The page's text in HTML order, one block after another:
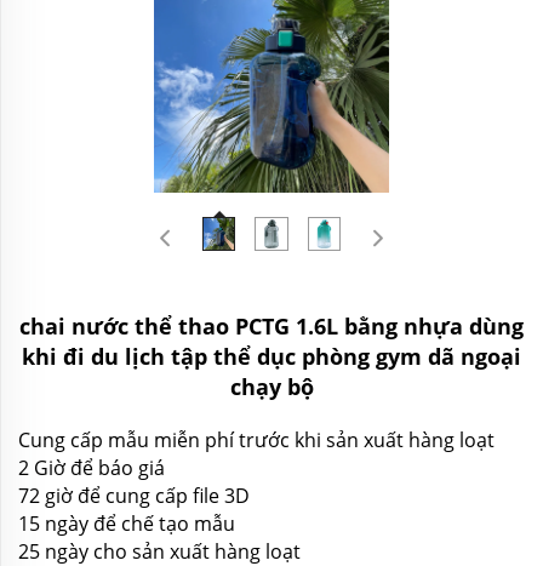
chai nước thể thao PCTG 1.6L bằng nhựa dùng
khi đi du lịch tập thể dục phòng gym dã ngoại
chạy bộ
Cung cấp mẫu miễn phí trước khi sản xuất hàng loạt
2 Giờ để báo giá
72 giờ để cung cấp file 3D
15 ngày để chế tạo mẫu
25 ngày cho sản xuất hàng loạt